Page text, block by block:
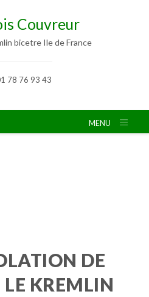
Couvreur
bicetre Ile de France
78 76 93 43
MENU
DE
KREMLIN